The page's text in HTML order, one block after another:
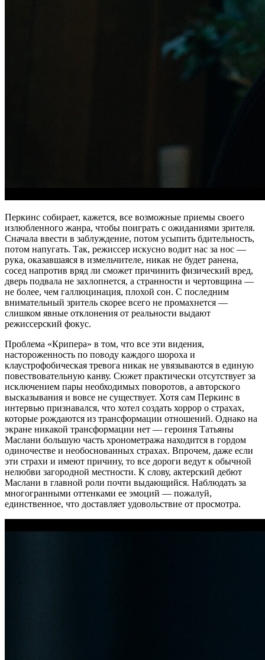
Перкинс собирает, кажется, все возможные приемы своего
излюбленного жанра, чтобы поиграть с ожиданиями зрителя.
Сначала ввести в заблуждение, потом усыпить бдительность,
потом напугать. Так, режиссер искусно водит нас за нос —
рука, оказавшаяся в измельчителе, никак не будет ранена,
сосед напротив вряд ли сможет причинить физический вред,
дверь подвала не захлопнется, а странности и чертовщина —
не более, чем галлюцинация, плохой сон. С последним
внимательный зритель скорее всего не промахнется —
слишком явные отклонения от реальности выдают
режиссерский фокус.
Проблема «Крипера» в том, что все эти видения,
настороженность по поводу каждого шороха и
клаустрофобическая тревога никак не увязываются в единую
повествовательную канву. Сюжет практически отсутствует за
исключением пары необходимых поворотов, а авторского
высказывания и вовсе не существует. Хотя сам Перкинс в
интервью признавался, что хотел создать хоррор о страхах,
которые рождаются из трансформации отношений. Однако на
экране никакой трансформации нет — героиня Татьяны
Маслани большую часть хронометража находится в гордом
одиночестве и необоснованных страхах. Впрочем, даже если
эти страхи и имеют причину, то все дороги ведут к обычной
нелюбви загородной местности. К слову, актерский дебют
Маслани в главной роли почти выдающийся. Наблюдать за
многогранными оттенками ее эмоций — пожалуй,
единственное, что доставляет удовольствие от просмотра.